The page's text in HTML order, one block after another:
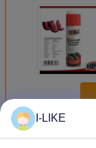
多く世帯の心配
I-LIKE